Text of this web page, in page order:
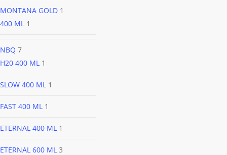
MONTANA GOLD 1
400 ML 1
NBQ 7
H20 400 ML 1
SLOW 400 ML 1
FAST 400 ML 1
ETERNAL 400 ML 1
ETERNAL 600 ML 3